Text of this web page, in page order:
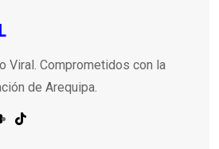
Viral. Comprometidos con la
de Arequipa.